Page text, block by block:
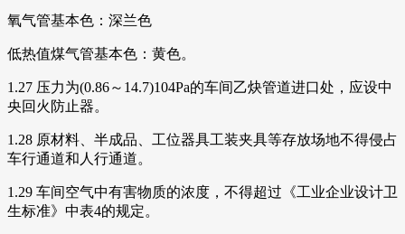
氧气管基本色：深兰色
低热值煤气管基本色：黄色。
1.27 压力为(0.86～14.7)104Pa的车间乙炔管道进口处，应设中
央回火防止器。
1.28 原材料、半成品、工位器具工装夹具等存放场地不得侵占
车行通道和人行通道。
1.29 车间空气中有害物质的浓度，不得超过《工业企业设计卫
生标准》中表4的规定。